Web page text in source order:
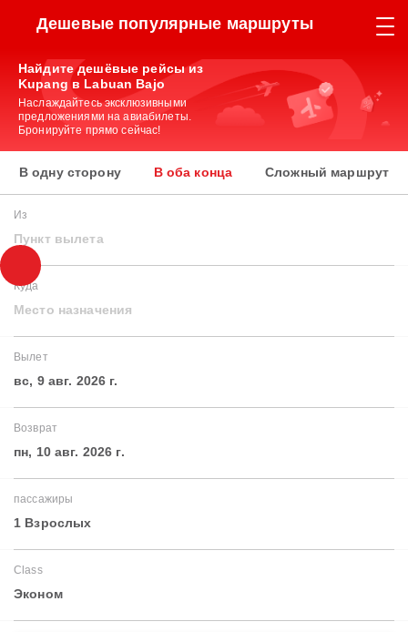
Дешевые популярные маршруты
Найдите дешёвые рейсы из
Kupang в Labuan Bajo
Наслаждайтесь эксклюзивными
предложениями на авиабилеты.
Бронируйте прямо сейчас!
В одну сторону В оба конца Сложный маршрут
Из
Пункт вылета
Куда
Место назначения
Вылет
вс, 9 авг. 2026 г.
Возврат
пн, 10 авг. 2026 г.
пассажиры
1 Взрослых
Class
Эконом